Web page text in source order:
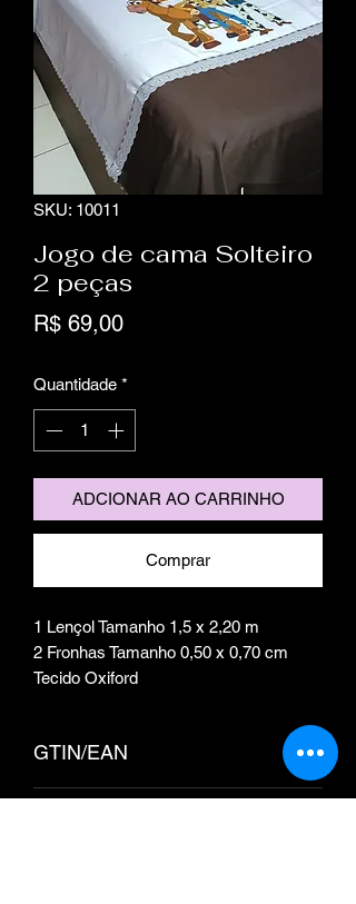
SKU: 10011
Jogo de cama Solteiro
2 peças
R$ 69,00Preço
Quantidade *
ADCIONAR AO CARRINHO
Comprar
1 Lençol Tamanho 1,5 x 2,20 m
2 Fronhas Tamanho 0,50 x 0,70 cm
Tecido Oxiford
GTIN/EAN